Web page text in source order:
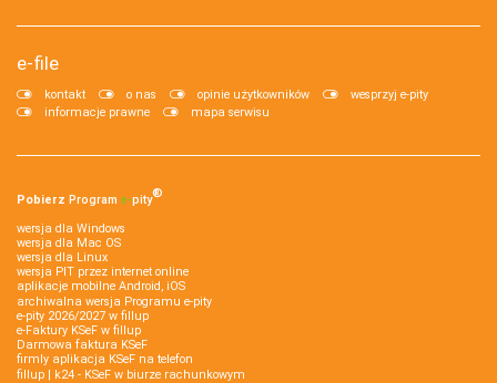
e-file
kontakt o nas opinie użytkowników
wesprzyj e-pity
informacje prawne
mapa serwisu
Pobierz Program e‑pity®
wersja dla Windows
wersja dla Mac OS
wersja dla Linux
wersja PIT przez internet online
aplikacje mobilne Android, iOS
archiwalna wersja Programu e-pity
e-pity 2026/2027 w fillup
e‑Faktury KSeF w fillup
Darmowa faktura KSeF
firmly aplikacja KSeF na telefon
fillup | k24 - KSeF w biurze rachunkowym